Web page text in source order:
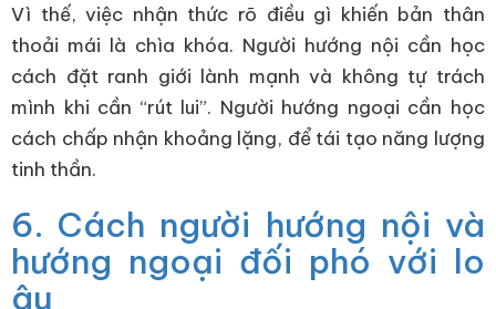
Vì thế, việc nhận thức rõ điều gì khiến bản thân
thoải mái là chìa khóa. Người hướng nội cần học
cách đặt ranh giới lành mạnh và không tự trách
mình khi cần “rút lui”. Người hướng ngoại cần học
cách chấp nhận khoảng lặng, để tái tạo năng lượng
tinh thần.
6. Cách người hướng nội và
hướng ngoại đối phó với lo
âu